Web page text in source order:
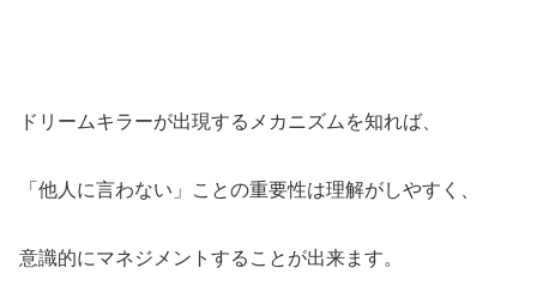
ドリームキラーが出現するメカニズムを知れば、
「他人に言わない」ことの重要性は理解がしやすく、
意識的にマネジメントすることが出来ます。